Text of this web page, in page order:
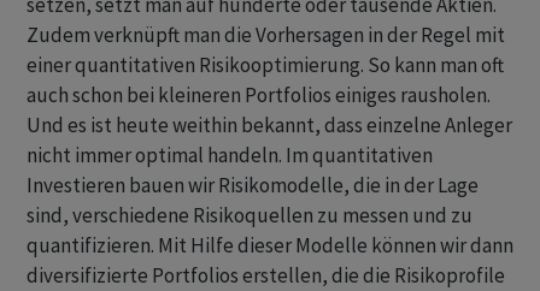
setzen, setzt man auf hunderte oder tausende Aktien.
Zudem verknüpft man die Vorhersagen in der Regel mit
einer quantitativen Risikooptimierung. So kann man oft
auch schon bei kleineren Portfolios einiges rausholen.
Und es ist heute weithin bekannt, dass einzelne Anleger
nicht immer optimal handeln. Im quantitativen
Investieren bauen wir Risikomodelle, die in der Lage
sind, verschiedene Risikoquellen zu messen und zu
quantifizieren. Mit Hilfe dieser Modelle können wir dann
diversifizierte Portfolios erstellen, die die Risikoprofile